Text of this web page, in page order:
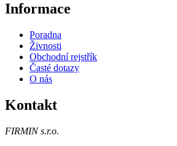
Informace
Poradna
Živnosti
Obchodní rejstřík
Časté dotazy
O nás
Kontakt
FIRMIN s.r.o.